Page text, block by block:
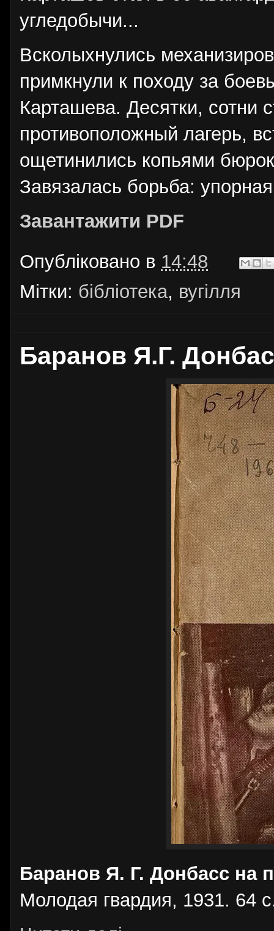
угледобычи...
Всколыхнулись
примкнули к походу за
Карташева. Десятки, сотни
противоположный лагерь,
ощетинились копьями
Завязалась борьба:
Завантажити PDF
Опубліковано в 14:48
Мітки: бібліотека, вугілля
Баранов Я.Г.
Баранов Я. Г. Донбасс на
Молодая гвардия, 1931. 64